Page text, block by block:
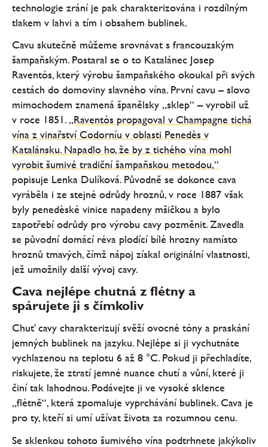
technologie zrání je pak charakterizována i rozdílným
tlakem v lahvi a tím i obsahem bublinek.
Cavu skutečně můžeme srovnávat s francouzským
šampaňským. Postaral se o to Katalánec Josep
Raventós, který výrobu šampaňského okoukal při svých
cestách do domoviny slavného vína. První cavu – slovo
mimochodem znamená španělsky „sklep“ – vyrobil už
v roce 1851. „Raventós propagoval v Champagne tichá
vína z vinařství Codorníu v oblasti Penedès v
Katalánsku. Napadlo ho, že by z tichého vína mohl
vyrobit šumivé tradiční šampaňskou metodou,“
popisuje Lenka Dulíková. Původně se dokonce cava
vyráběla i ze stejné odrůdy hroznů, v roce 1887 však
byly penedèské vinice napadeny mšičkou a bylo
zapotřebí odrůdy pro výrobu cavy pozměnit. Zavedla
se původní domácí réva plodící bílé hrozny namísto
hroznů tmavých, čímž nápoj získal originální vlastnosti,
jež umožnily další vývoj cavy.
Cava nejlépe chutná z flétny a
spárujete ji s čímkoliv
Chuť cavy charakterizují svěží ovocné tóny a praskání
jemných bublinek na jazyku. Nejlépe si ji vychutnáte
vychlazenou na teplotu 6 až 8 °C. Pokud ji přechladíte,
riskujete, že ztratí jemné nuance chutí a vůní, které ji
činí tak lahodnou. Podávejte ji ve vysoké sklence
„flétně“, která zpomaluje vyprchávání bublinek. Cava je
pro ty, kteří si umí užívat života za rozumnou cenu.
Se sklenkou tohoto šumivého vína podtrhnete jakýkoliv